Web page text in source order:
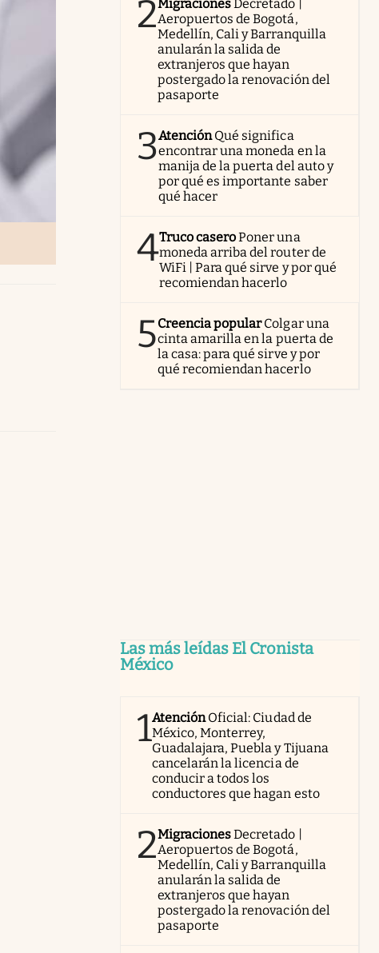
2MigracionesDecretado |
Aeropuertos de Bogotá,
Medellín, Cali y Barranquilla
anularán la salida de
extranjeros que hayan
postergado la renovación del
pasaporte
3AtenciónQué significa
encontrar una moneda en la
manija de la puerta del auto y
por qué es importante saber
qué hacer
4Truco caseroPoner una
moneda arriba del router de
WiFi | Para qué sirve y por qué
recomiendan hacerlo
5Creencia popularColgar una
cinta amarilla en la puerta de
la casa: para qué sirve y por
qué recomiendan hacerlo
Las más leídas El Cronista
México
1AtenciónOficial: Ciudad de
México, Monterrey,
Guadalajara, Puebla y Tijuana
cancelarán la licencia de
conducir a todos los
conductores que hagan esto
2MigracionesDecretado |
Aeropuertos de Bogotá,
Medellín, Cali y Barranquilla
anularán la salida de
extranjeros que hayan
postergado la renovación del
pasaporte